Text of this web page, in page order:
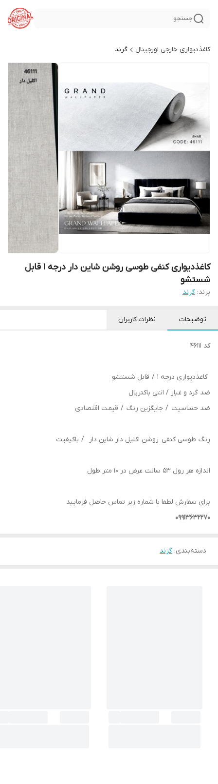
جستجو
کاغذدیواری خارجی اورجینال گرند
کاغذدیواری کنفی طوسی روشن شاین دار درجه 1 قابل
شستشو
برند: گرند
توضیحات نظرات کاربران
کد 46111
کاغذدیواری درجه 1 / قابل شستشو
ضد گرد و غبار / انتی باکتریال
ضد حساسیت / جایگزین رنگ / قیمت اقتصادی
رنگ طوسی کنفی روشن اکلیل دار شاین دار / باکیفیت
اندازه هر رول 53 سانت عرض در 10 متر طول
برای سفارش لطفا با شماره زیر تماس حاصل فرمایید
09913632270
دسته‌بندی: گرند